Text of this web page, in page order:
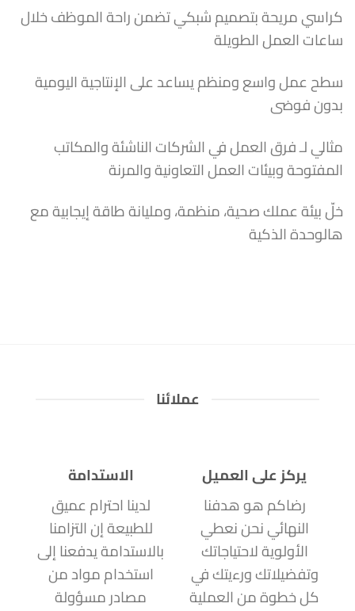
كراسي مريحة بتصميم شبكي تضمن راحة الموظف خلال
ساعات العمل الطويلة
سطح عمل واسع ومنظم يساعد على الإنتاجية اليومية
بدون فوضى
مثالي لـ فرق العمل في الشركات الناشئة والمكاتب
المفتوحة وبيئات العمل التعاونية والمرنة
خلّ بيئة عملك صحية، منظمة، ومليانة طاقة إيجابية مع
هالوحدة الذكية
عملائنا
يركز على العميل
رضاكم هو هدفنا
النهائي نحن نعطي
الأولوية لاحتياجاتك
وتفضيلاتك ورءيتك في
كل خطوة من العملية
الاستدامة
لدينا احترام عميق
للطبيعة إن التزامنا
بالاستدامة يدفعنا إلى
استخدام مواد من
مصادر مسؤولة